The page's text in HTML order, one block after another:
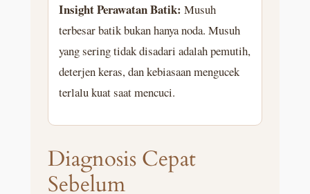
Insight Perawatan Batik: Musuh
terbesar batik bukan hanya noda. Musuh
yang sering tidak disadari adalah pemutih,
deterjen keras, dan kebiasaan mengucek
terlalu kuat saat mencuci.
Diagnosis Cepat
Sebelum